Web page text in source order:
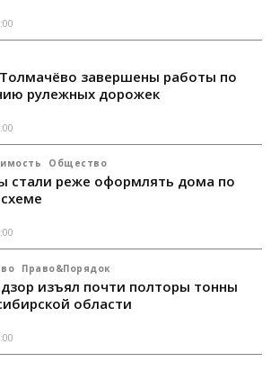
завершены работы по
рулежных дорожек
Общество
стали реже оформлять дома по
Право&Порядок
изъял почти полторы тонны
области